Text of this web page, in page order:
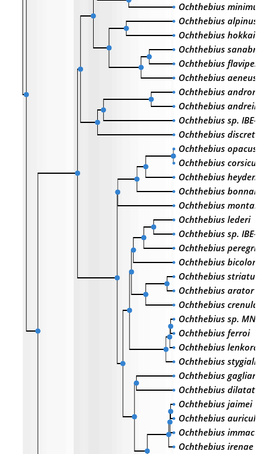
Ochthebius minimus
Ochthebius alpinus
Ochthebius
Ochthebius
Ochthebius flavipes
Ochthebius aeneus
Ochthebius
Ochthebius
Ochthebius sp. IBE-
Ochthebius
Ochthebius opacus
Ochthebius corsicus
Ochthebius heydeni
Ochthebius
Ochthebius
Ochthebius lederi
Ochthebius sp. IBE-
Ochthebius
Ochthebius bicolon
Ochthebius striatus
Ochthebius arator
Ochthebius
Ochthebius sp.
Ochthebius ferroi
Ochthebius
Ochthebius stygialis
Ochthebius
Ochthebius
Ochthebius jaimei
Ochthebius
Ochthebius
Ochthebius irenae